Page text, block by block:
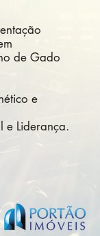
de Gado
e
e Liderança.